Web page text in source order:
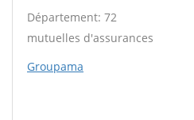
Département: 72
mutuelles d'assurances
Groupama